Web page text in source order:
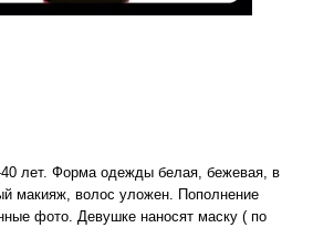
лет. Форма одежды белая, бежевая, в
макияж, волос уложен. Пополнение
фото. Девушке наносят маску ( по